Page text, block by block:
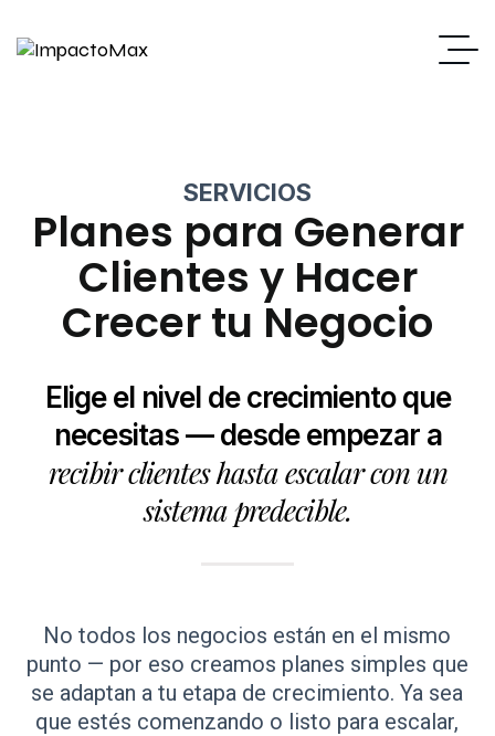
SERVICIOS
Planes para Generar
Clientes y Hacer
Crecer tu Negocio
Elige el nivel de crecimiento que
necesitas — desde empezar a
recibir clientes hasta escalar con un
sistema predecible.
No todos los negocios están en el mismo
punto — por eso creamos planes simples que
se adaptan a tu etapa de crecimiento. Ya sea
que estés comenzando o listo para escalar,